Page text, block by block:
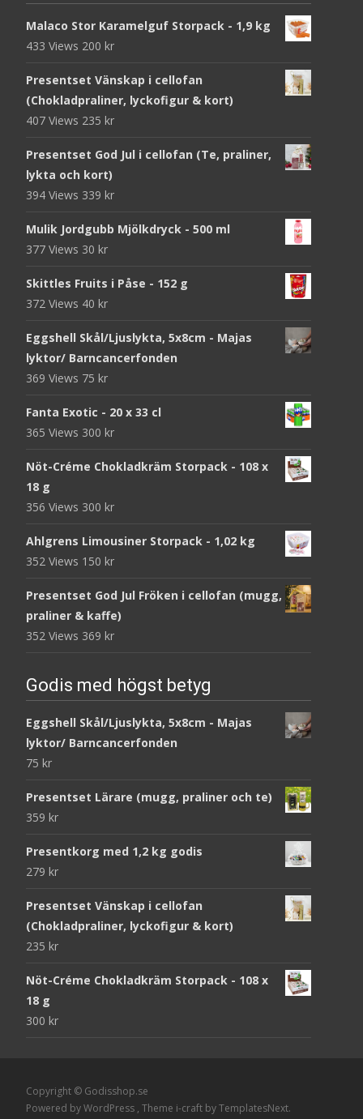
Malaco Stor Karamelguf Storpack - 1,9 kg
433 Views 200 kr
Presentset Vänskap i cellofan
(Chokladpraliner, lyckofigur & kort)
407 Views 235 kr
Presentset God Jul i cellofan (Te, praliner,
lykta och kort)
394 Views 339 kr
Mulik Jordgubb Mjölkdryck - 500 ml
377 Views 30 kr
Skittles Fruits i Påse - 152 g
372 Views 40 kr
Eggshell Skål/Ljuslykta, 5x8cm - Majas
lyktor/ Barncancerfonden
369 Views 75 kr
Fanta Exotic - 20 x 33 cl
365 Views 300 kr
Nöt-Créme Chokladkräm Storpack - 108 x
18 g
356 Views 300 kr
Ahlgrens Limousiner Storpack - 1,02 kg
352 Views 150 kr
Presentset God Jul Fröken i cellofan (mugg,
praliner & kaffe)
352 Views 369 kr
Godis med högst betyg
Eggshell Skål/Ljuslykta, 5x8cm - Majas
lyktor/ Barncancerfonden
75 kr
Presentset Lärare (mugg, praliner och te)
359 kr
Presentkorg med 1,2 kg godis
279 kr
Presentset Vänskap i cellofan
(Chokladpraliner, lyckofigur & kort)
235 kr
Nöt-Créme Chokladkräm Storpack - 108 x
18 g
300 kr
Copyright © Godisshop.se
Powered by WordPress , Theme i-craft by TemplatesNext.